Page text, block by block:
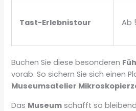
Tast-Erlebnistour Ab
Buchen Sie diese besonderen
vorab. So sichern Sie sich einen
Museumsatelier
Das Museum schafft so